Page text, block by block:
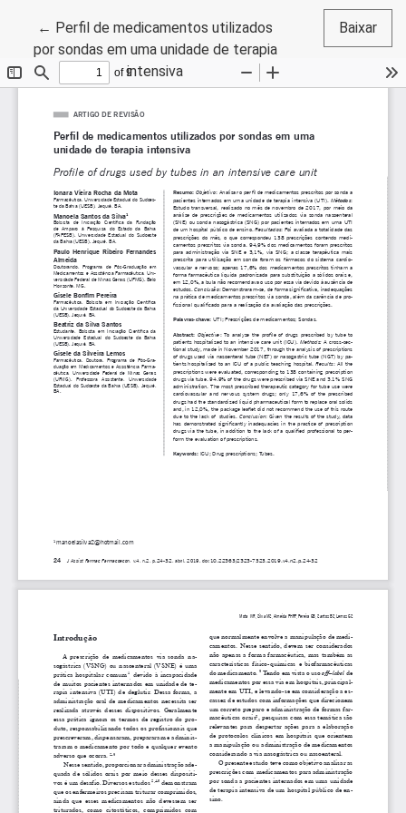
← Voltar aos Detalhes do Artigo
Perfil de medicamentos utilizados
por sondas em uma unidade de terapia
intensiva
Baixar